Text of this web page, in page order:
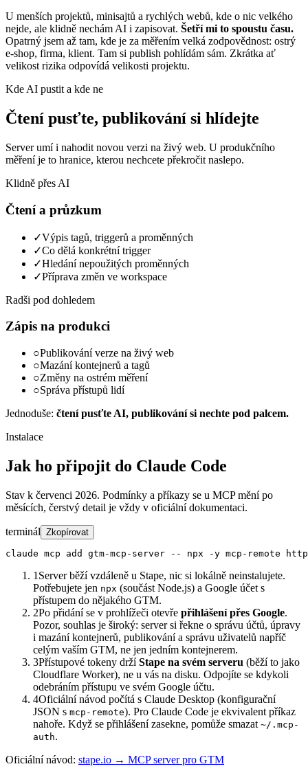
U menších projektů, minisajtů a rychlých webů, kde o nic velkého
nejde, ale klidně nechám AI i zapisovat. Šetří mi to spoustu času.
Opatrný jsem až tam, kde je za měřením velká zodpovědnost: ostrý
e-shop, firma, klient. Tam si publish pohlídám sám. Zkrátka ať
velikost rizika odpovídá velikosti projektu.
Kde AI pustit a kde ne
Čtení pusťte, publikování si hlídejte
Server umí i nahodit novou verzi na živý web. U produkčního
měření je to hranice, kterou nechcete překročit naslepo.
Klidně přes AI
Čtení a průzkum
✓Výpis tagů, triggerů a proměnných
✓Co dělá konkrétní trigger
✓Hledání nepoužitých proměnných
✓Příprava změn ve workspace
Radši pod dohledem
Zápis na produkci
○Publikování verze na živý web
○Mazání kontejnerů a tagů
○Změny na ostrém měření
○Správa přístupů lidí
Jednoduše: čtení pusťte AI, publikování si nechte pod palcem.
Instalace
Jak ho připojit do Claude Code
Stav k červenci 2026. Podmínky a příkazy se u MCP mění po
měsících, čerstvý detail je vždy v oficiální dokumentaci.
terminál Zkopírovat
claude mcp add gtm-mcp-server -- npx -y mcp-remote
1 Server běží vzdáleně u Stape, nic si lokálně neinstalujete.
Potřebujete jen npx (součást Node.js) a Google účet s
přístupem do nějakého GTM.
2Po přidání se v prohlížeči otevře přihlášení přes Google.
Pozor, souhlas je široký: server si řekne o správu účtů, úpravy
i mazání kontejnerů, publikování a správu uživatelů napříč
celým vaším GTM, ne jen jedním kontejnerem.
3Přístupové tokeny držíStape na svém serveru (běží to jako
Cloudflare Worker), ne u vás na disku. Odpojíte se kdykoli
odebráním přístupu ve svém Google účtu.
4Oficiální návod počítá s Claude Desktop (konfigurační
JSON s mcp-remote). Pro Claude Code je ekvivalent příkaz
nahoře. Když se přihlášení zasekne, pomůže smazat ~/.mcp-
auth.
Oficiální návod: stape.io → MCP server pro GTM